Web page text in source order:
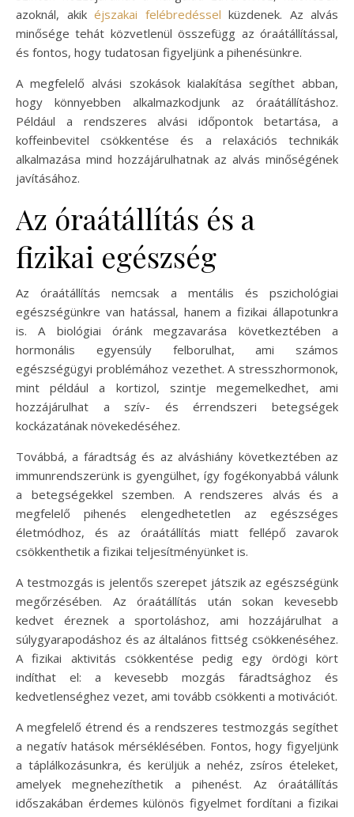
azoknál, akik éjszakai felébredéssel küzdenek. Az alvás
minősége tehát közvetlenül összefügg az óraátállítással,
és fontos, hogy tudatosan figyeljünk a pihenésünkre.
A megfelelő alvási szokások kialakítása segíthet abban,
hogy könnyebben alkalmazkodjunk az óraátállításhoz.
Például a rendszeres alvási időpontok betartása, a
koffeinbevitel csökkentése és a relaxációs technikák
alkalmazása mind hozzájárulhatnak az alvás minőségének
javításához.
Az óraátállítás és a
fizikai egészség
Az óraátállítás nemcsak a mentális és pszichológiai
egészségünkre van hatással, hanem a fizikai állapotunkra
is. A biológiai óránk megzavarása következtében a
hormonális egyensúly felborulhat, ami számos
egészségügyi problémához vezethet. A stresszhormonok,
mint például a kortizol, szintje megemelkedhet, ami
hozzájárulhat a szív- és érrendszeri betegségek
kockázatának növekedéséhez.
Továbbá, a fáradtság és az alváshiány következtében az
immunrendszerünk is gyengülhet, így fogékonyabbá válunk
a betegségekkel szemben. A rendszeres alvás és a
megfelelő pihenés elengedhetetlen az egészséges
életmódhoz, és az óraátállítás miatt fellépő zavarok
csökkenthetik a fizikai teljesítményünket is.
A testmozgás is jelentős szerepet játszik az egészségünk
megőrzésében. Az óraátállítás után sokan kevesebb
kedvet éreznek a sportoláshoz, ami hozzájárulhat a
súlygyarapodáshoz és az általános fittség csökkenéséhez.
A fizikai aktivitás csökkentése pedig egy ördögi kört
indíthat el: a kevesebb mozgás fáradtsághoz és
kedvetlenséghez vezet, ami tovább csökkenti a motivációt.
A megfelelő étrend és a rendszeres testmozgás segíthet
a negatív hatások mérséklésében. Fontos, hogy figyeljünk
a táplálkozásunkra, és kerüljük a nehéz, zsíros ételeket,
amelyek megnehezíthetik a pihenést. Az óraátállítás
időszakában érdemes különös figyelmet fordítani a fizikai